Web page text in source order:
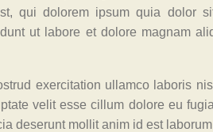
qui dolorem ipsum quia dolor
ut labore et dolore magnam
exercitation ullamco laboris
velit esse cillum dolore eu
deserunt mollit anim id est